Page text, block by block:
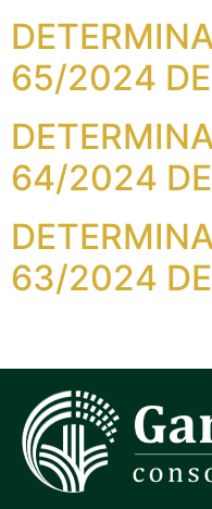
65/2024
64/2024
63/2024